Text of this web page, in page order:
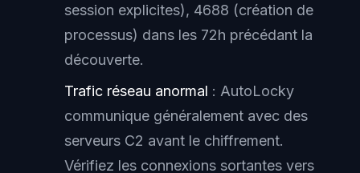
session explicites), 4688 (création de
processus) dans les 72h précédant la
découverte.
Trafic réseau anormal : AutoLocky
communique généralement avec des
serveurs C2 avant le chiffrement.
Vérifiez les connexions sortantes vers